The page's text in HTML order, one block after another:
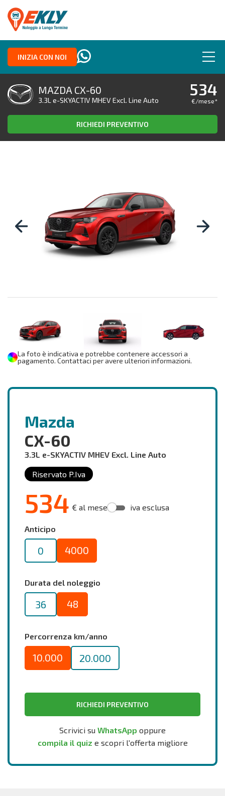
INIZIA CON NOI
MAZDA CX-60
3.3L e-SKYACTIV MHEV Excl. Line Auto
534
€/mese*
RICHIEDI PREVENTIVO
La foto è indicativa e potrebbe contenere accessori a
pagamento. Contattaci per avere ulteriori informazioni.
Mazda
CX-60
3.3L e-SKYACTIV MHEV Excl. Line Auto
Riservato P.Iva
534 € al mese iva esclusa
Anticipo
0 4000
Durata del noleggio
36 48
Percorrenza km/anno
10.000 20.000
RICHIEDI PREVENTIVO
Scrivici su WhatsApp oppure
compila il quiz e scopri l'offerta migliore